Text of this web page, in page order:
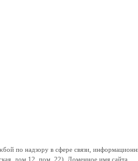
по надзору в сфере связи,
дом 12, пом. 22). Доменное имя сайта